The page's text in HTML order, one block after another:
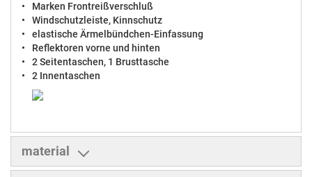
Marken Frontreißverschluß
Windschutzleiste, Kinnschutz
elastische Ärmelbündchen-Einfassung
Reflektoren vorne und hinten
2 Seitentaschen, 1 Brusttasche
2 Innentaschen
material